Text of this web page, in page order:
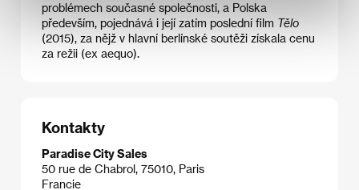
problémech současné společnosti, a Polska
především, pojednává i její zatím poslední film Tělo
(2015), za nějž v hlavní berlínské soutěži získala cenu
za režii (ex aequo).
Kontakty
Paradise City Sales
50 rue de Chabrol, 75010, Paris
Francie